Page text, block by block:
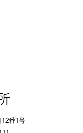
番1号